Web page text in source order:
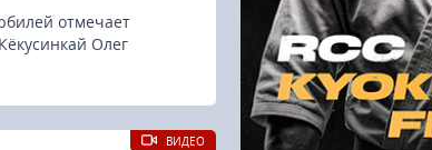
отмечает
Олег
ВИДЕО